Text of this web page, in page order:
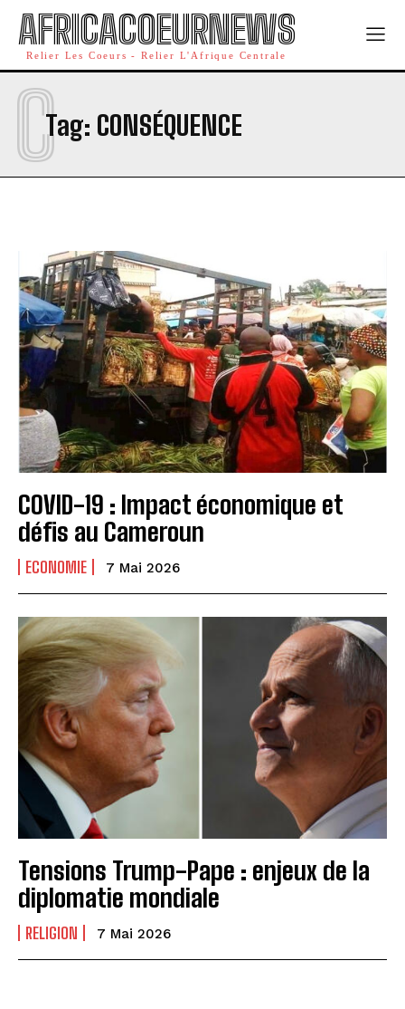
AFRICACOEURNEWS
Relier Les Coeurs - Relier L'Afrique Centrale
Tag: CONSÉQUENCE
C
COVID-19 : Impact économique et
défis au Cameroun
ECONOMIE 7 Mai 2026
Tensions Trump-Pape : enjeux de la
diplomatie mondiale
RELIGION 7 Mai 2026